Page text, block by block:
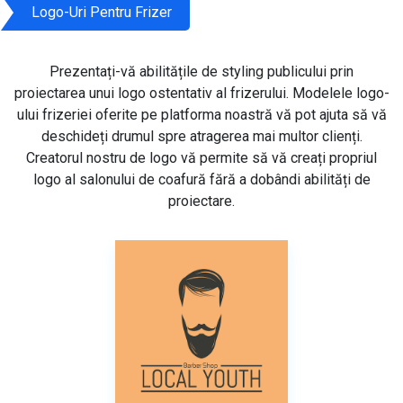
Logo-Uri Pentru Frizer
Prezentați-vă abilitățile de styling publicului prin
proiectarea unui logo ostentativ al frizerului. Modelele logo-
ului frizeriei oferite pe platforma noastră vă pot ajuta să vă
deschideți drumul spre atragerea mai multor clienți.
Creatorul nostru de logo vă permite să vă creați propriul
logo al salonului de coafură fără a dobândi abilități de
proiectare.